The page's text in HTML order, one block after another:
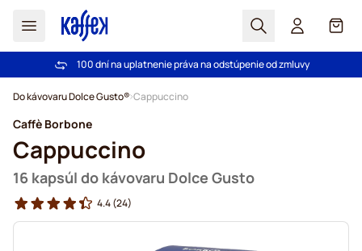
Hľadať Košík
Pri objednávke nad 49,00 € doprava zdarma
100 dní na uplatnenie práva na odstúpenie od zmluvy
Do kávovaru Dolce Gusto® Cappuccino
Caffè Borbone
Cappuccino
16 kapsúl do kávovaru Dolce Gusto
4.4(24)